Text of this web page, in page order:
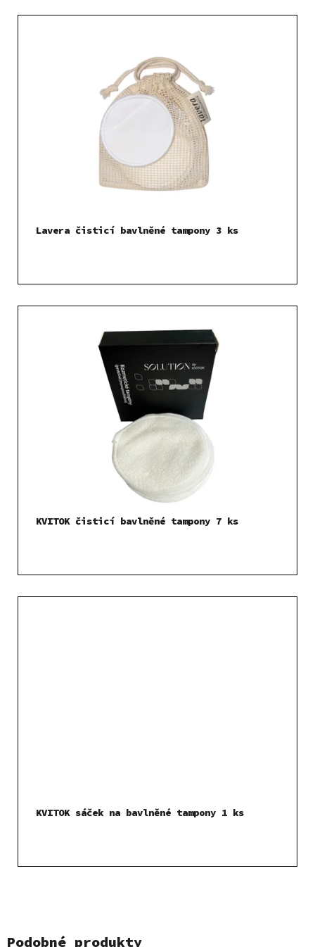
Lavera čisticí bavlněné tampony 3 ks
KVITOK čisticí bavlněné tampony 7 ks
KVITOK sáček na bavlněné tampony 1 ks
Podobné produkty